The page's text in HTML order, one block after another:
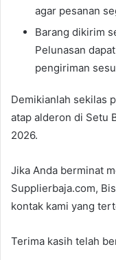
agar pesanan
Barang dikirim
Pelunasan
pengiriman
Demikianlah sekilas
atap alderon di Setu
2026.
Jika Anda berminat
Supplierbaja.com,
kontak kami yang
Terima kasih telah